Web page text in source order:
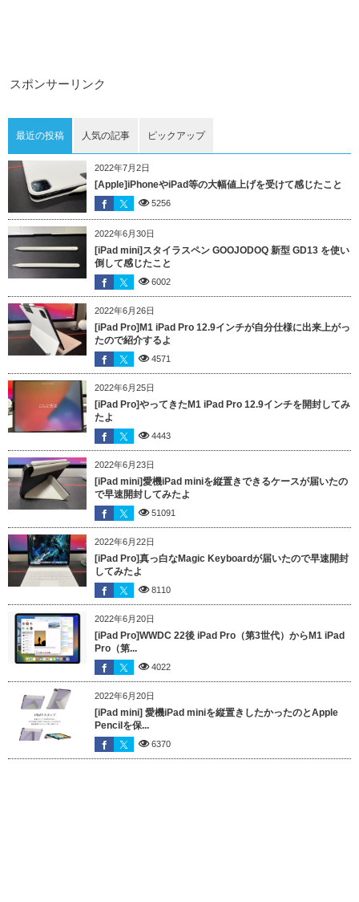
スポンサーリンク
最近の投稿 人気の記事 ピックアップ
2022年7月2日
[Apple]iPhoneやiPad等の大幅値上げを受けて感じたこと
5256
2022年6月30日
[iPad mini]スタイラスペン GOOJODOQ 新型 GD13 を使い
倒して感じたこと
6002
2022年6月26日
[iPad Pro]M1 iPad Pro 12.9インチが自分仕様に出来上がっ
たので紹介するよ
4571
2022年6月25日
[iPad Pro]やってきたM1 iPad Pro 12.9インチを開封してみ
たよ
4443
2022年6月23日
[iPad mini]愛機iPad miniを縦置きできるケースが届いたの
で早速開封してみたよ
51091
2022年6月22日
[iPad Pro]真っ白なMagic Keyboardが届いたので早速開封
してみたよ
8110
2022年6月20日
[iPad Pro]WWDC 22後 iPad Pro（第3世代）からM1 iPad
Pro（第...
4022
2022年6月20日
[iPad mini] 愛機iPad miniを縦置きしたかったのとApple
Pencilを保...
6370